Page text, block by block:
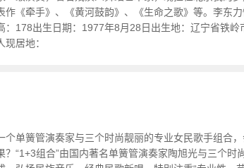
作《牵手》、《黄河鼓韵》、《生命之歌》等。李东
：178出生日期：1977年8月28日出生地：辽宁省铁岭
现居地：
个单簧管演奏家与三个时尚靓丽的专业女民歌手组合
？“1+3组合”由国内著名单簧管演奏家陶旭光与三个时